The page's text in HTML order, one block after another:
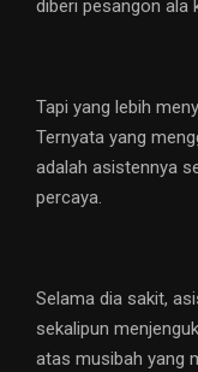
diberi pesangon ala
Tapi yang lebih
Ternyata yang
adalah asistennya
percaya.
Selama dia sakit,
sekalipun
atas musibah yang